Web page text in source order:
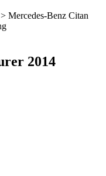
> Mercedes-Benz Citan
2014